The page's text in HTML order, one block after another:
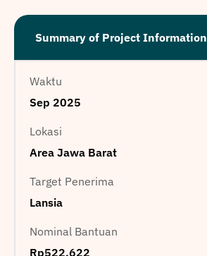
Summary of Project Information
Waktu
Sep 2025
Lokasi
Area Jawa Barat
Target Penerima
Lansia
Nominal Bantuan
Rp522,622